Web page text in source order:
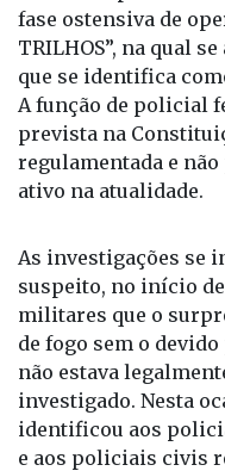
fase ostensiva de
TRILHOS”, na qual
que se identifica
A função de policial
prevista na
regulamentada e
ativo na atualidade.
As investigações se
suspeito, no início
militares que o
de fogo sem o
não estava
investigado. Nesta
identificou aos
e aos policiais civis